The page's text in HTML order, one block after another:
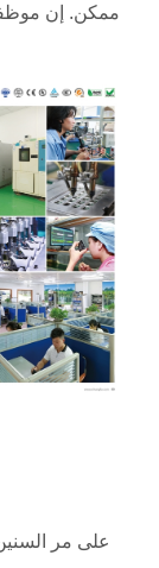
ممكن. إن موظفي
على مر